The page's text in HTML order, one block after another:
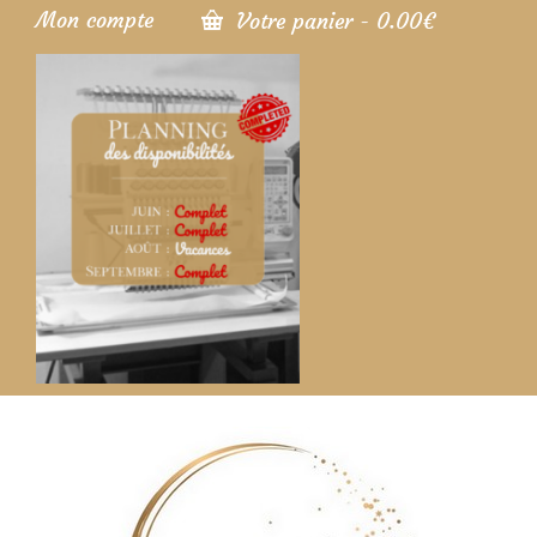
Mon compte Votre panier - 0.00€